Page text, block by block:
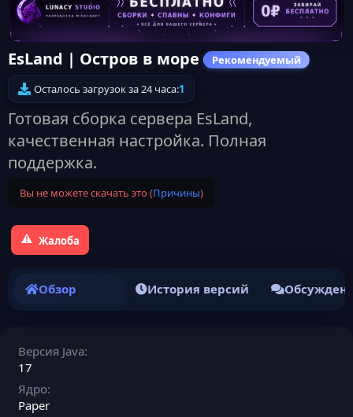
EsLand | Остров в море Рекомендуемый
Осталось загрузок за 24 часа:1
Готовая сборка сервера EsLand,
качественная настройка. Полная
поддержка.
Вы не можете скачать это (Причины)
Жалоба
Обзор История версий
Версия Java
17
Ядро
Paper